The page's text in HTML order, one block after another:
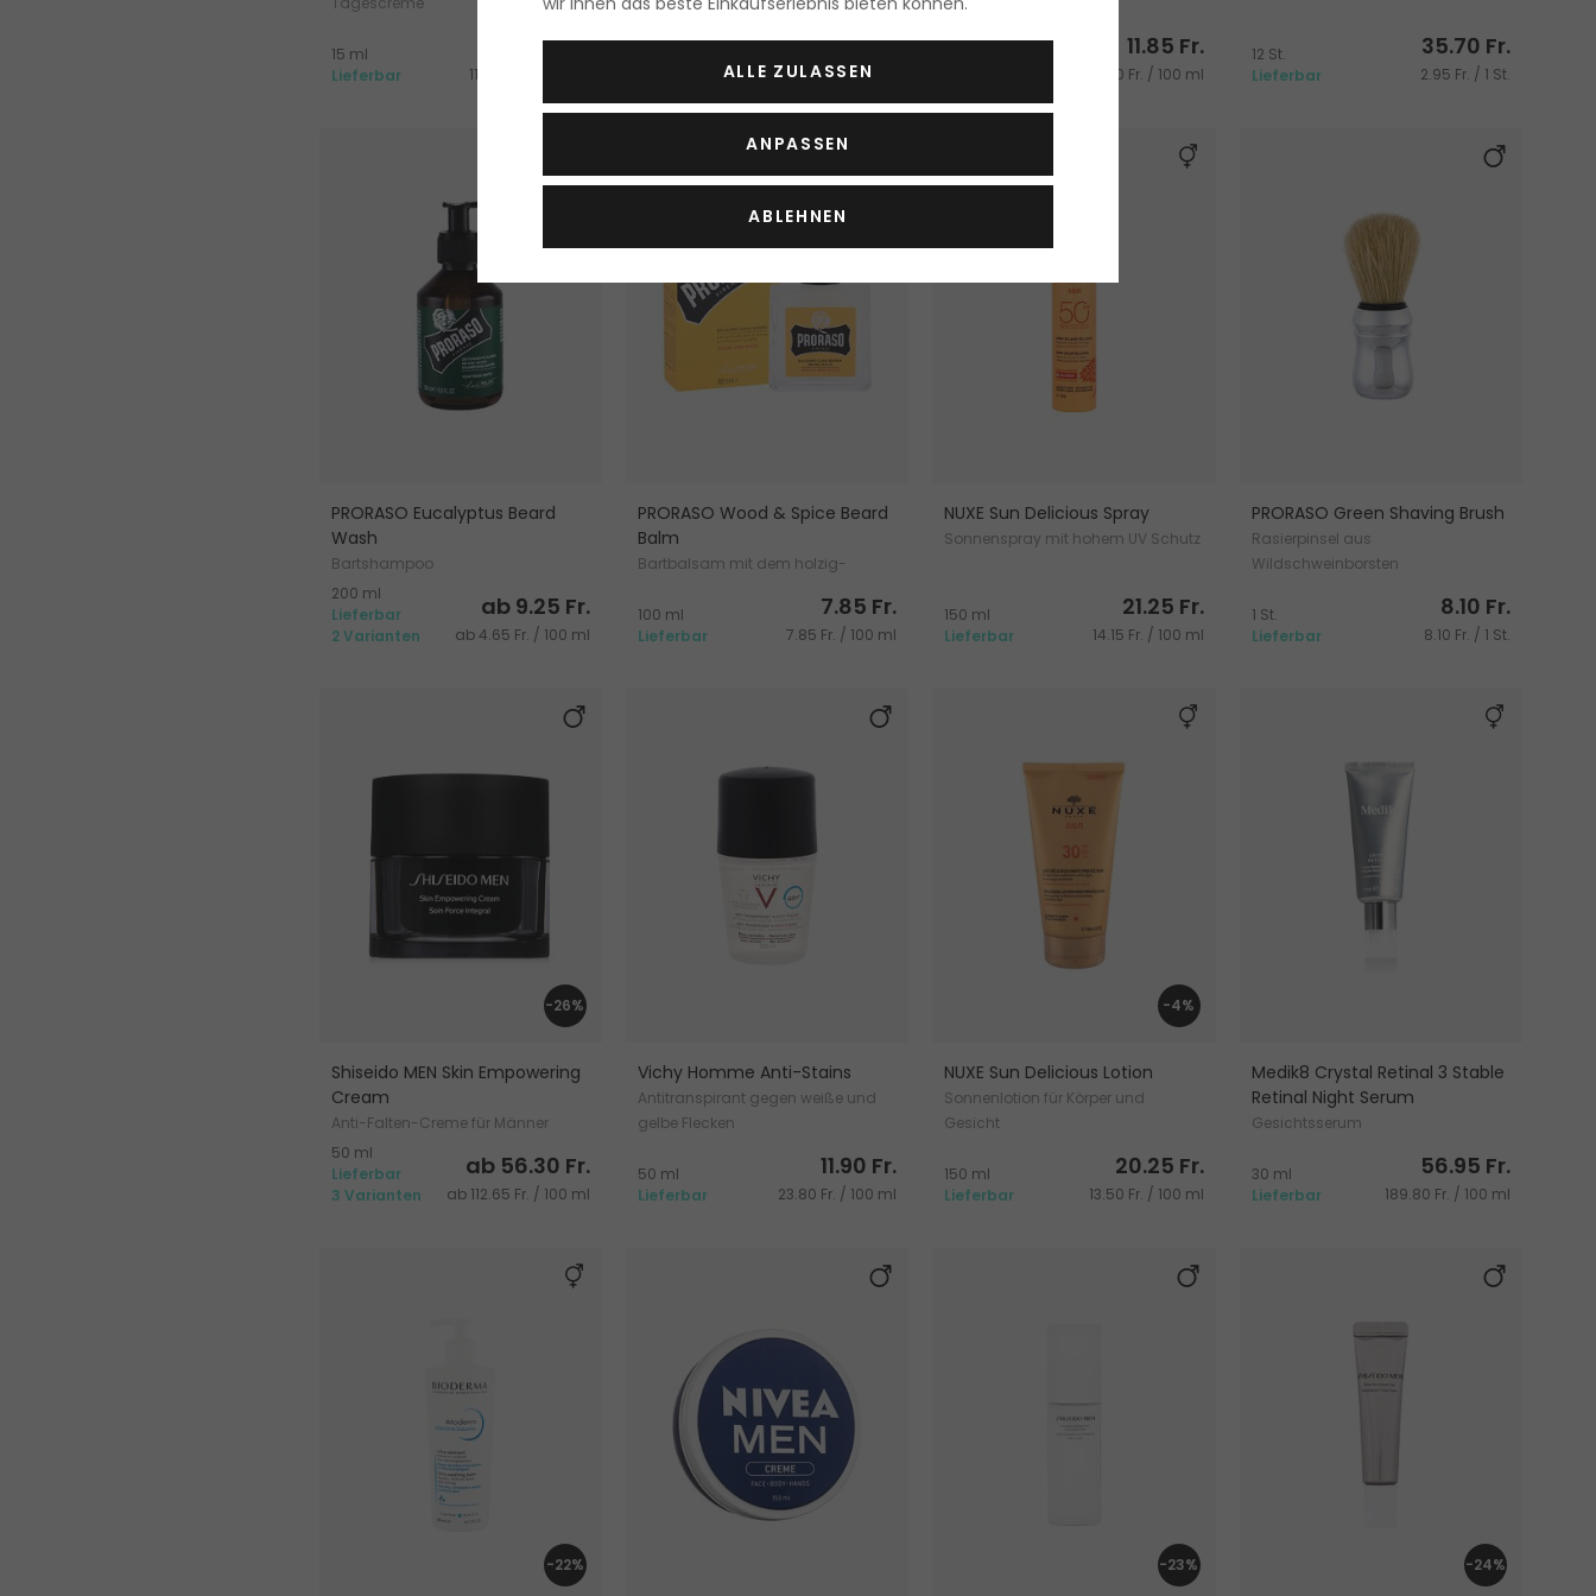
15 ml
Lieferbar
17.95 Fr.
119.65 Fr. / 100 ml
2 Varianten
ab 7.80 Fr.
ab 3.90 Fr. / 100 ml
11.85 Fr.
23.70 Fr. / 100 ml
12 St.
Lieferbar
35.70 Fr.
2.95 Fr. / 1 St.
PRORASO Eucalyptus Beard
Wash
Bartshampoo
200 ml
Lieferbar
2 Varianten
ab 9.25 Fr.
ab 4.65 Fr. / 100 ml
PRORASO Wood & Spice Beard
Balm
Bartbalsam mit dem holzig-
100 ml
Lieferbar
7.85 Fr.
7.85 Fr. / 100 ml
NUXE Sun Delicious Spray
Sonnenspray mit hohem UV Schutz
150 ml
Lieferbar
21.25 Fr.
14.15 Fr. / 100 ml
PRORASO Green Shaving Brush
Rasierpinsel aus
Wildschweinborsten
1 St.
Lieferbar
8.10 Fr.
8.10 Fr. / 1 St.
-26%
Shiseido MEN Skin Empowering
Cream
Anti-Falten-Creme für Männer
50 ml
Lieferbar
3 Varianten
ab 56.30 Fr.
ab 112.65 Fr. / 100 ml
Vichy Homme Anti-Stains
Antitranspirant gegen weiße und
gelbe Flecken
50 ml
Lieferbar
11.90 Fr.
23.80 Fr. / 100 ml
-4%
NUXE Sun Delicious Lotion
Sonnenlotion für Körper und
Gesicht
150 ml
Lieferbar
20.25 Fr.
13.50 Fr. / 100 ml
Medik8 Crystal Retinal 3 Stable
Retinal Night Serum
Gesichtsserum
30 ml
Lieferbar
56.95 Fr.
189.80 Fr. / 100 ml
-22% -23% -24%
ALLE ZULASSEN
ANPASSEN
ABLEHNEN